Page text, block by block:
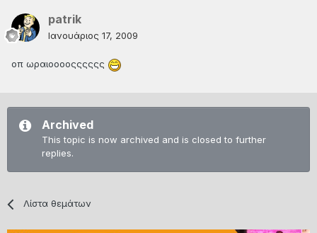
patrik
Ιανουάριος 17, 2009
οπ ωραιοοοοςςςςςς
Archived
This topic is now archived and is closed to further
replies.
Λίστα θεμάτων